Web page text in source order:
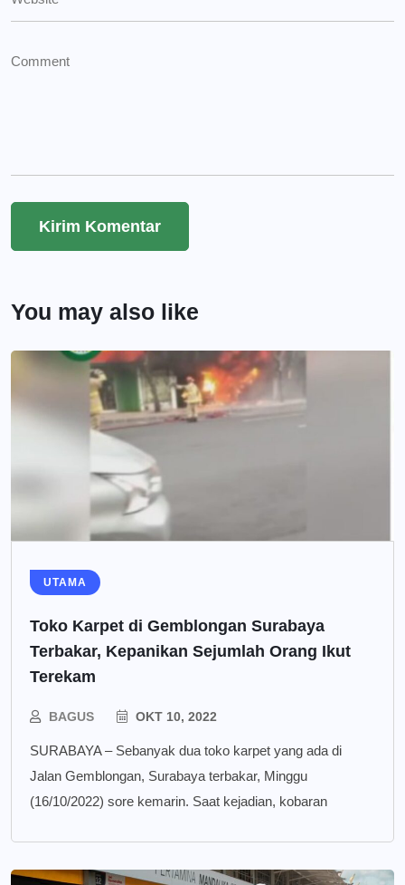
You may also like
UTAMA
Toko Karpet di Gemblongan Surabaya
Terbakar, Kepanikan Sejumlah Orang Ikut
Terekam
BAGUS OKT 10, 2022
SURABAYA – Sebanyak dua toko karpet yang ada di
Jalan Gemblongan, Surabaya terbakar, Minggu
(16/10/2022) sore kemarin. Saat kejadian, kobaran